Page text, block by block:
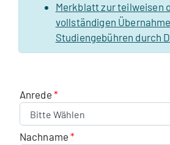
Merkblatt zur teilweisen
vollständigen
Studiengebühren durch
Anrede
Nachname